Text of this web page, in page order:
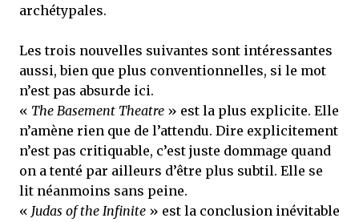
archétypales.
Les trois nouvelles suivantes sont intéressantes
aussi, bien que plus conventionnelles, si le mot
n’est pas absurde ici.
« The Basement Theatre » est la plus explicite. Elle
n’amène rien que de l’attendu. Dire explicitement
n’est pas critiquable, c’est juste dommage quand
on a tenté par ailleurs d’être plus subtil. Elle se
lit néanmoins sans peine.
« Judas of the Infinite » est la conclusion inévitable